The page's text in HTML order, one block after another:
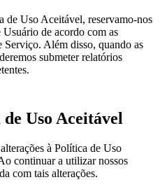
de Uso Aceitável, reservamo-nos
de acordo com as
Serviço. Além disso, quando as
submeter relatórios
Uso Aceitável
à Política de Uso
continuar a utilizar nossos
com tais alterações.